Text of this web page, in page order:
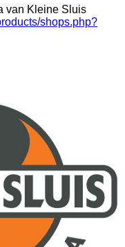
van Kleine Sluis
shops.php?